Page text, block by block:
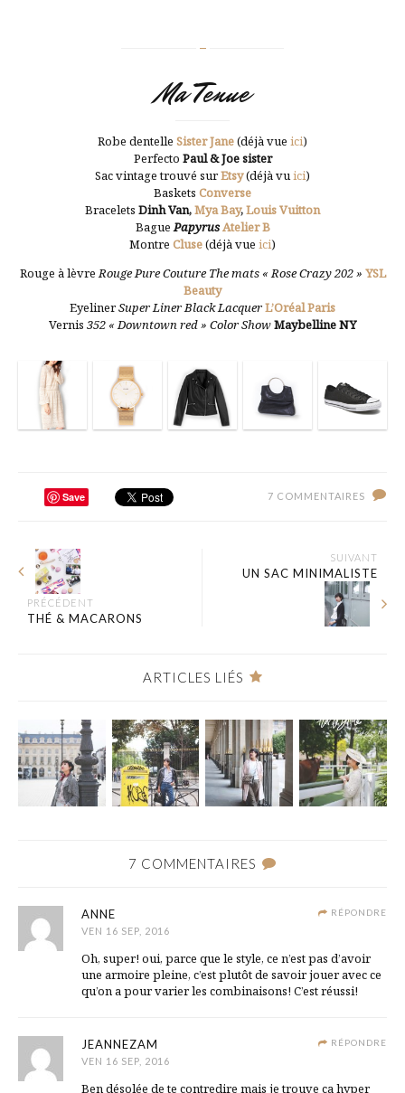
Ma Tenue
Robe dentelle Sister Jane(déjà vue ici)
Perfecto Paul & Joe sister
Sac vintage trouvé surEtsy(déjà vuici)
Baskets Converse
Bracelets Dinh Van,Mya Bay,Louis Vuitton
BaguePapyrusAtelier B
Montre Cluse(déjà vue ici)
Rouge à lèvreRouge Pure Couture The mats « Rose Crazy 202 » YSL
Beauty
EyelinerSuper Liner Black LacquerL’Oréal Paris
Vernis 352 « Downtown red » Color ShowMaybelline NY
Save 7 COMMENTAIRES
PRÉCÉDENT
THÉ & MACARONS
SUIVANT
UN SAC MINIMALISTE
ARTICLES LIÉS
7 COMMENTAIRES
RÉPONDRE
ANNE
VEN 16 SEP, 2016
Oh, super! oui, parce que le style, ce n’est pas d’avoir
une armoire pleine, c’est plutôt de savoir jouer avec ce
qu’on a pour varier les combinaisons! C’est réussi!
RÉPONDRE
JEANNEZAM
VEN 16 SEP, 2016
Ben désolée de te contredire mais je trouve ça hyper